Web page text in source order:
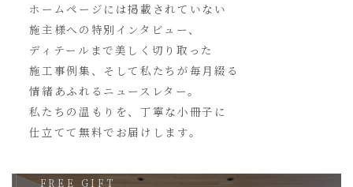
ホームページには掲載されていない
施主様への特別インタビュー、
ディテールまで美しく切り取った
施工事例集、そして私たちが毎月綴る
情緒あふれるニュースレター。
私たちの温もりを、丁寧な小冊子に
仕立てて無料でお届けします。
FREE GIFT